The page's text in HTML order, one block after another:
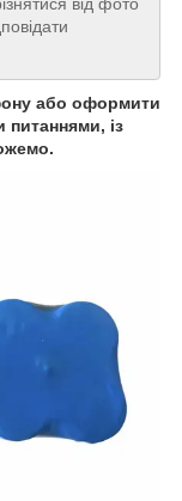
або оформити
питаннями, із